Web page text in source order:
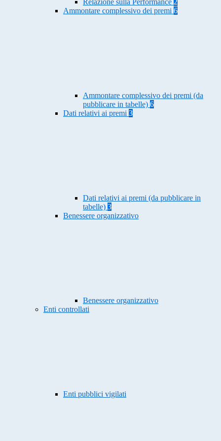
Relazione sulla Performance 2
Ammontare complessivo dei premi 6
Ammontare complessivo dei premi (da
pubblicare in tabelle) 6
Dati relativi ai premi 3
Dati relativi ai premi (da pubblicare in
tabelle) 3
Benessere organizzativo
Benessere organizzativo
Enti controllati
Enti pubblici vigilati